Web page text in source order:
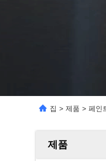
집 > 제품 > 페인
제품